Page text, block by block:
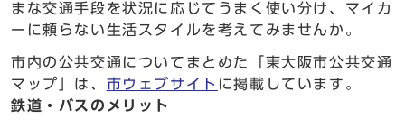
まな交通手段を状況に応じてうまく使い分け、マイカ
ーに頼らない生活スタイルを考えてみませんか。
市内の公共交通についてまとめた「東大阪市公共交通
マップ」は、 市ウェブサイト に掲載しています。
鉄道・バスのメリット